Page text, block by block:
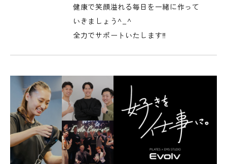
健康で笑顔溢れる毎日を一緒に作って
いきましょう^_^
全力でサポートいたします‼︎